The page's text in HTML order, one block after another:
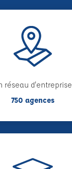
réseau d'entreprise
750 agences